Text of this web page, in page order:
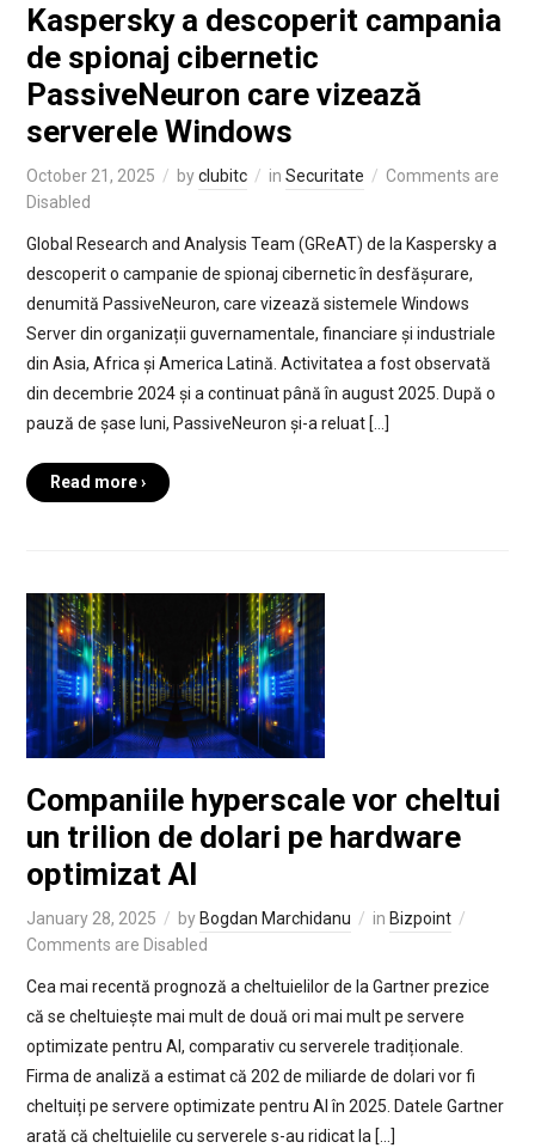
Kaspersky a descoperit campania
de spionaj cibernetic
PassiveNeuron care vizează
serverele Windows
October 21, 2025 byclubitc in Securitate
Comments are
Disabled
Global Research and Analysis Team (GReAT) de la Kaspersky a
descoperit o campanie de spionaj cibernetic în desfășurare,
denumită PassiveNeuron, care vizează sistemele Windows
Server din organizații guvernamentale, financiare și industriale
din Asia, Africa și America Latină. Activitatea a fost observată
din decembrie 2024 și a continuat până în august 2025. După o
pauză de șase luni, PassiveNeuron și-a reluat […]
Read more ›
Companiile hyperscale vor cheltui
un trilion de dolari pe hardware
optimizat AI
January 28, 2025 by Bogdan Marchidanu in Bizpoint
Comments are Disabled
Cea mai recentă prognoză a cheltuielilor de la Gartner prezice
că se cheltuiește mai mult de două ori mai mult pe servere
optimizate pentru AI, comparativ cu serverele tradiționale.
Firma de analiză a estimat că 202 de miliarde de dolari vor fi
cheltuiți pe servere optimizate pentru AI în 2025. Datele Gartner
arată că cheltuielile cu serverele s-au ridicat la […]